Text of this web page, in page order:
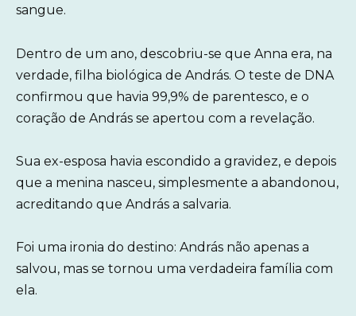
sangue.
Dentro de um ano, descobriu-se que Anna era, na
verdade, filha biológica de András. O teste de DNA
confirmou que havia 99,9% de parentesco, e o
coração de András se apertou com a revelação.
Sua ex-esposa havia escondido a gravidez, e depois
que a menina nasceu, simplesmente a abandonou,
acreditando que András a salvaria.
Foi uma ironia do destino: András não apenas a
salvou, mas se tornou uma verdadeira família com
ela.